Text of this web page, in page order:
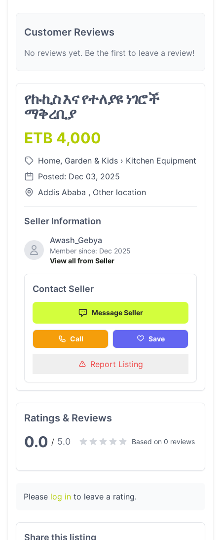
Customer Reviews
No reviews yet. Be the first to leave a review!
የኩኪስ እና የተለያዩ ነገሮች
ማቅረቢያ
ETB 4,000
Home, Garden & Kids › Kitchen Equipment
Posted: Dec 03, 2025
Addis Ababa , Other location
Seller Information
Awash_Gebya
Member since: Dec 2025
View all from Seller
Contact Seller
Message Seller
Call Save
Report Listing
Ratings & Reviews
0.0 / 5.0 Based on 0 reviews
Please log in to leave a rating.
Share this listing